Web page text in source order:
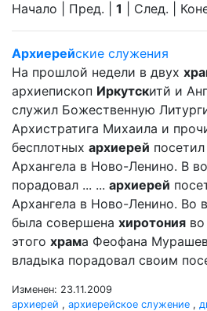
Начало | Пред. | 1 | След. |
Архиерейские служения
На прошлой недели в двух
архиепископ Иркутскитй и
служил Божественную
Архистратига Михаила и
бесплотных архиерей посетил
Архангела в Ново-Ленино. В
порадовал ... ... архиерей
Архангела в Ново-Ленино. Во
была совершена хиротония
этого храма Феофана
владыка порадовал своим
Изменен: 23.11.2009
архиерей , архиерейское служение ,